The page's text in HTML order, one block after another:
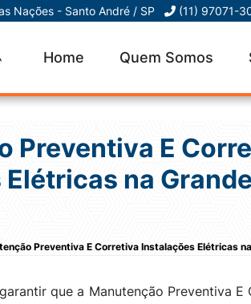
Nações - Santo André / SP (11) 97071-
Home Quem Somos
Preventiva E
na
Preventiva E Corretiva Instalações Elétricas
que a Manutenção Preventiva